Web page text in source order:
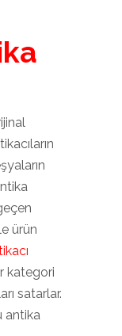
ürün
kategori
satarlar.
antika